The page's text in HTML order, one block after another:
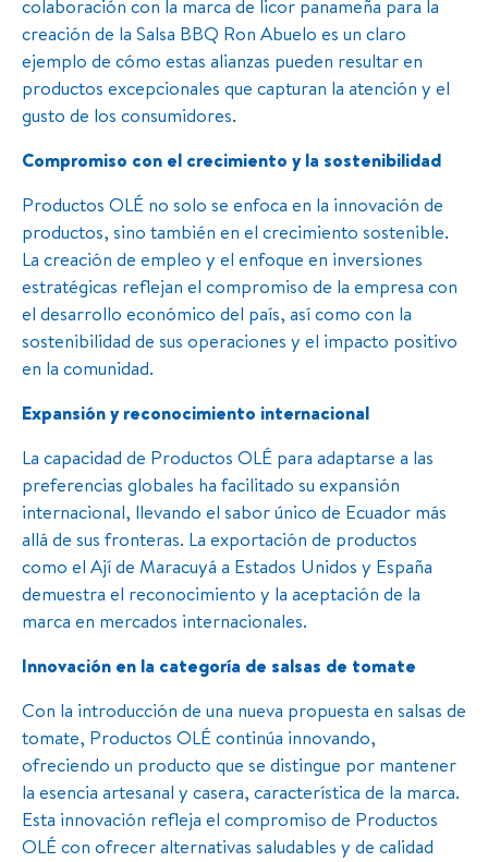
colaboración con la marca de licor panameña para la
creación de la Salsa BBQ Ron Abuelo es un claro
ejemplo de cómo estas alianzas pueden resultar en
productos excepcionales que capturan la atención y el
gusto de los consumidores.
Compromiso con el crecimiento y la sostenibilidad
Productos OLÉ no solo se enfoca en la innovación de
productos, sino también en el crecimiento sostenible.
La creación de empleo y el enfoque en inversiones
estratégicas reflejan el compromiso de la empresa con
el desarrollo económico del país, así como con la
sostenibilidad de sus operaciones y el impacto positivo
en la comunidad.
Expansión y reconocimiento internacional
La capacidad de Productos OLÉ para adaptarse a las
preferencias globales ha facilitado su expansión
internacional, llevando el sabor único de Ecuador más
allá de sus fronteras. La exportación de productos
como el Ají de Maracuyá a Estados Unidos y España
demuestra el reconocimiento y la aceptación de la
marca en mercados internacionales.
Innovación en la categoría de salsas de tomate
Con la introducción de una nueva propuesta en salsas de
tomate, Productos OLÉ continúa innovando,
ofreciendo un producto que se distingue por mantener
la esencia artesanal y casera, característica de la marca.
Esta innovación refleja el compromiso de Productos
OLÉ con ofrecer alternativas saludables y de calidad